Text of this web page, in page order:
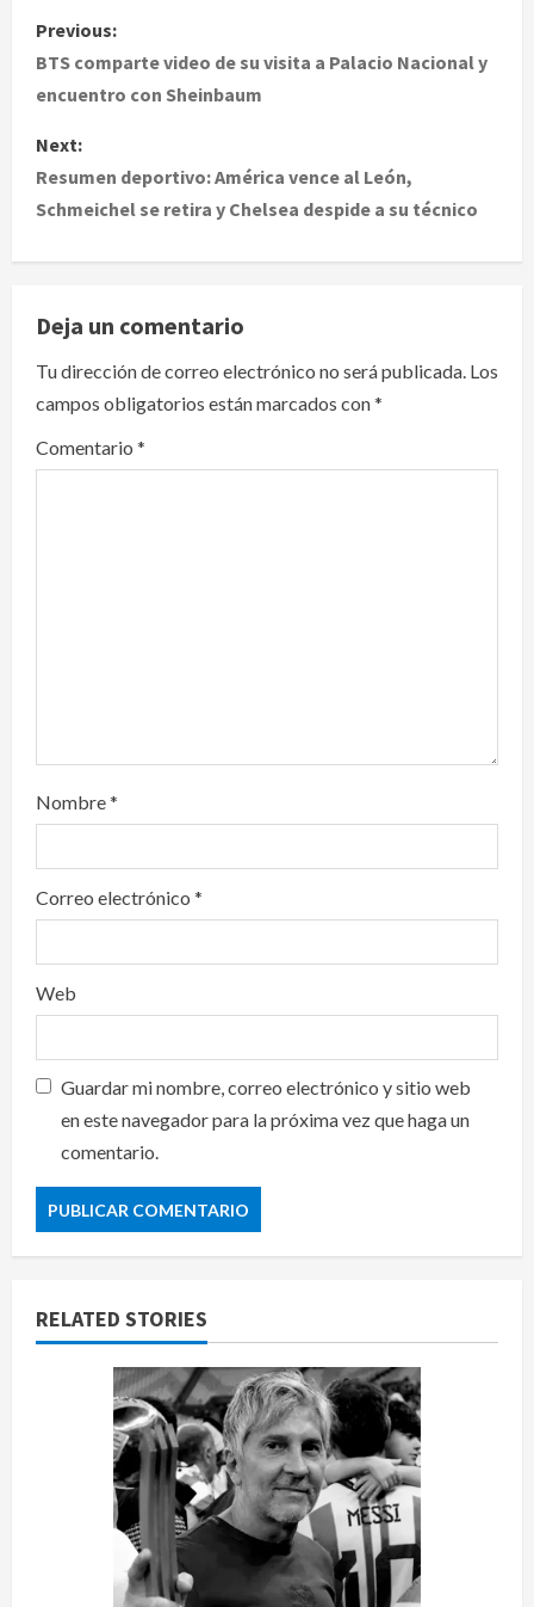
P
o
t
n
a
v
i
g
a
Previous:
BTS comparte video de su visita a Palacio Nacional y
encuentro con Sheinbaum
Next:
Resumen deportivo: América vence al León,
Schmeichel se retira y Chelsea despide a su técnico
Deja un comentario
Tu dirección de correo electrónico no será publicada. Los
campos obligatorios están marcados con*
Comentario *
Nombre*
Correo electrónico *
Web
Guardar mi nombre, correo electrónico y sitio web
en este navegador para la próxima vez que haga un
comentario.
RELATED STORIES